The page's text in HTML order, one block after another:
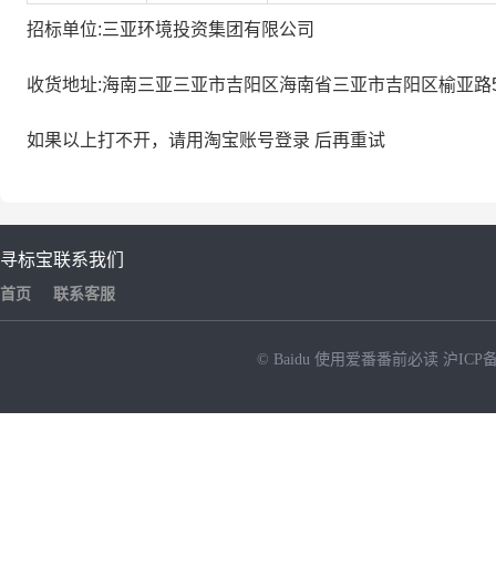
招标单位:三亚环境投资集团有限公司
收货地址:海南三亚三亚市吉阳区海南省三亚市吉阳区榆亚
如果以上打不开，请用淘宝账号登录 后再重试
寻标宝
首页
联系我们
联系客服
© Baidu 使用爱番番前必读 沪ICP